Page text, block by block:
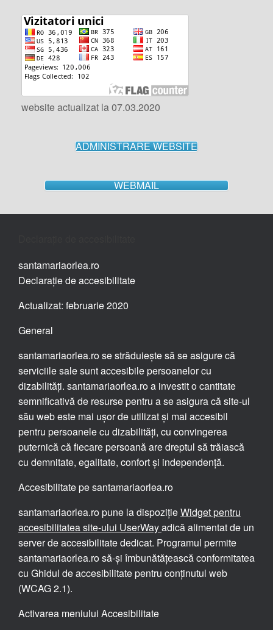
website actualizat la 07.03.2020
ADMINISTRARE WEBSITE
WEBMAIL
santamariaorlea.ro
Declarație de accesibilitate
Actualizat: februarie 2020
General
santamariaorlea.ro se străduiește să se asigure că
serviciile sale sunt accesibile persoanelor cu
dizabilități. santamariaorlea.ro a investit o cantitate
semnificativă de resurse pentru a se asigura că site-ul
său web este mai ușor de utilizat și mai accesibil
pentru persoanele cu dizabilități, cu convingerea
puternică că fiecare persoană are dreptul să trăiască
cu demnitate, egalitate, confort și independență.
Accesibilitate pe santamariaorlea.ro
santamariaorlea.ro pune la dispozițieWidget pentru
accesibilitatea site-ului UserWayadică alimentat de un
server de accesibilitate dedicat. Programul permite
santamariaorlea.ro să-și îmbunătățească conformitatea
cu Ghidul de accesibilitate pentru conținutul web
(WCAG 2.1).
Activarea meniului Accesibilitate